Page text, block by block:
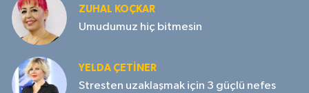
ZUHAL KOÇKAR
Umudumuz hiç bitmesin
YELDA ÇETİNER
Stresten uzaklaşmak için 3 güçlü nefes